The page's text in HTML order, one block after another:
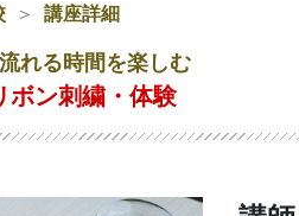
講座詳細
れる時間を楽しむ
ボン刺繍・体験